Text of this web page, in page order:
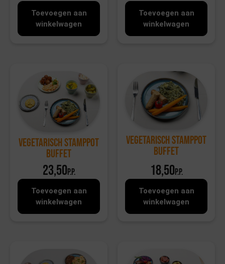
Toevoegen aan
winkelwagen
Toevoegen aan
winkelwagen
Vegetarisch stamppot
buffet
23,50p.p.
Toevoegen aan
winkelwagen
Vegetarisch stamppot
buffet
18,50p.p.
Toevoegen aan
winkelwagen